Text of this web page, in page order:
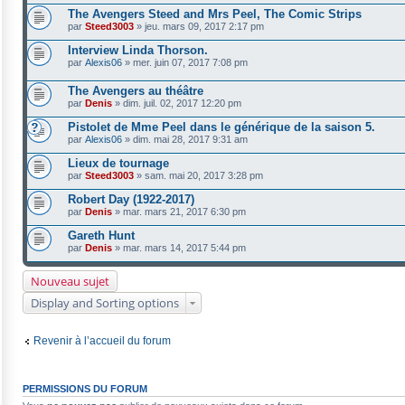
The Avengers Steed and Mrs Peel, The Comic Strips
par Steed3003 » jeu. mars 09, 2017 2:17 pm
Interview Linda Thorson.
par Alexis06 » mer. juin 07, 2017 7:08 pm
The Avengers au théâtre
par Denis » dim. juil. 02, 2017 12:20 pm
Pistolet de Mme Peel dans le générique de la saison 5.
par Alexis06 » dim. mai 28, 2017 9:31 am
Lieux de tournage
par Steed3003 » sam. mai 20, 2017 3:28 pm
Robert Day (1922-2017)
par Denis » mar. mars 21, 2017 6:30 pm
Gareth Hunt
par Denis » mar. mars 14, 2017 5:44 pm
Nouveau sujet
Display and Sorting options
Revenir à l’accueil du forum
PERMISSIONS DU FORUM